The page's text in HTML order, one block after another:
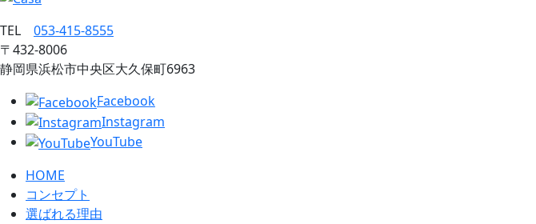
TEL 053‐415‐8555
〒432‐8006
静岡県浜松市中央区大久保町6963
Facebook
Instagram
YouTube
HOME
コンセプト
選ばれる理由